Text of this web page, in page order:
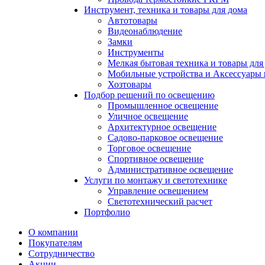
Инструмент, техника и товары для дома
Автотовары
Видеонаблюдение
Замки
Инструменты
Мелкая бытовая техника и товары для
Мобильные устройства и Аксессуары
Хозтовары
Подбор решений по освещению
Промышленное освещение
Уличное освещение
Архитектурное освещение
Садово-парковое освещение
Торговое освещение
Спортивное освещение
Административное освещение
Услуги по монтажу и светотехнике
Управление освещением
Светотехнический расчет
Портфолио
О компании
Покупателям
Сотрудничество